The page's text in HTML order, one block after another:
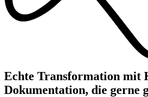
Echte Transformation mit
Dokumentation, die gerne